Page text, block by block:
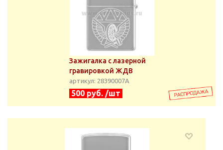
Зажигалка с лазерной
гравировкой ЖДВ
артикул: 28390007А
500 руб. /шт